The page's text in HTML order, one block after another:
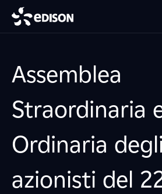
Assemblea
Straordinaria
Ordinaria degli
azionisti del